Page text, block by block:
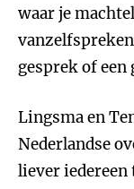
waar je
gesprek of een
Lingsma en
Nederlandse
liever iedereen